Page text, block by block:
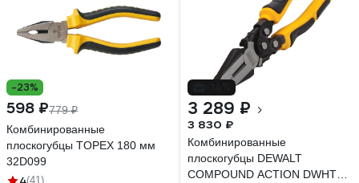
-23%
598 ₽779 ₽
Комбинированные
плоскогубцы TOPEX 180 мм
32D099
(41)
3 289 ₽
3 830 ₽
Комбинированные
плоскогубцы DEWALT
COMPOUND ACTION DWHT0-